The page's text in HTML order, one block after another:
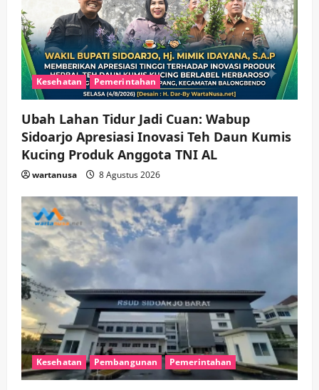
i
o
nKesehatan Pemerintahan
Ubah Lahan Tidur Jadi Cuan: Wabup
Sidoarjo Apresiasi Inovasi Teh Daun Kumis
Kucing Produk Anggota TNI AL
wartanusa 8 Agustus 2026
Kesehatan Pembangunan Pemerintahan